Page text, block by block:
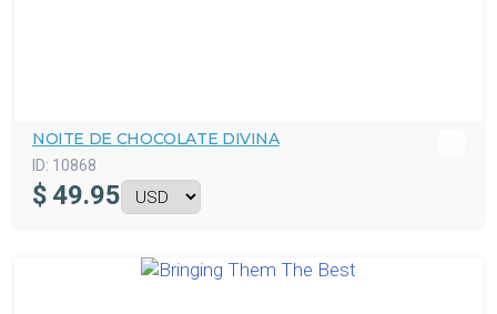
NOITE DE CHOCOLATE DIVINA
ID: 10868
$ 49.95